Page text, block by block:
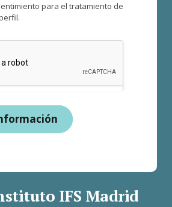
para el tratamiento de
IFS Madrid